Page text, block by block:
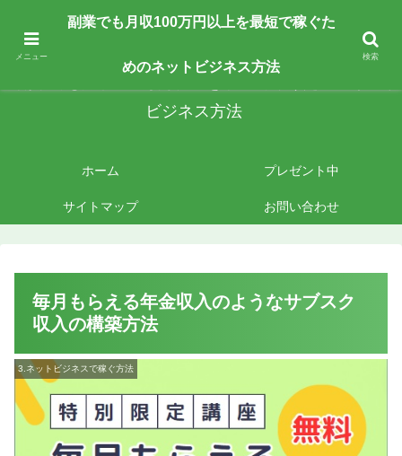
副業で月収100万円以上を最短最速で目指す人向けです。ネットビジネスで稼
ビジネス方法
ホーム プレゼント中
サイトマップ お問い合わせ
毎月もらえる年金収入のようなサブスク
収入の構築方法
3.ネットビジネスで稼ぐ方法
メニュー
副業でも月収100万円以上を最短で稼ぐた
めのネットビジネス方法
検索